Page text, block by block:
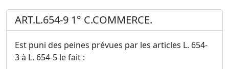
ART.L.654-9 1° C.COMMERCE.
Est puni des peines prévues par les articles L. 654-
3 à L. 654-5 le fait :